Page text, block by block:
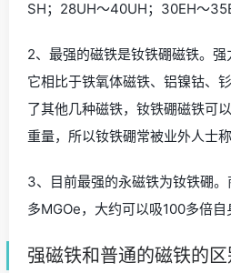
SH；28UH～40UH；30EH～
2、最强的磁铁是钕铁硼磁铁。强
它相比于铁氧体磁铁、铝镍钴、
了其他几种磁铁，钕铁硼磁铁可
重量，所以钕铁硼常被业外人士称
3、目前最强的永磁铁为钕铁硼
多MGOe，大约可以吸100多倍自
强磁铁和普通的磁铁的